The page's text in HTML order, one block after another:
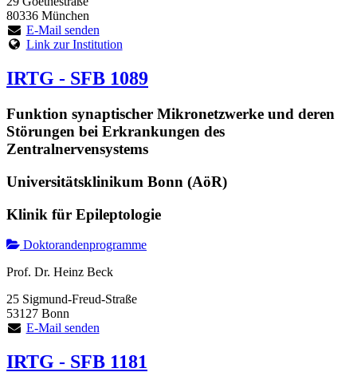
80336 München
E-Mail senden
Link zur Institution
IRTG - SFB 1089
Funktion synaptischer Mikronetzwerke und deren
Störungen bei Erkrankungen des
Zentralnervensystems
Universitätsklinikum Bonn (AöR)
Klinik für Epileptologie
Doktorandenprogramme
Prof. Dr. Heinz Beck
25 Sigmund-Freud-Straße
53127 Bonn
E-Mail senden
IRTG - SFB 1181